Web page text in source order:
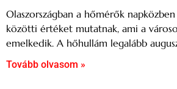
Olaszországban a hőmérők
közötti értéket mutatnak, ami a
emelkedik. A hőhullám legalább
Tovább olvasom »